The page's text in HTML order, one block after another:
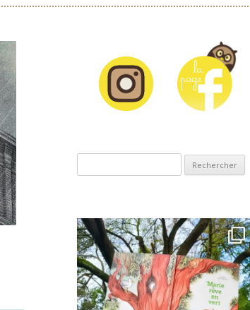
BIBLIOTHÈQUE (ALBUMS)
PRODUCTIONS PLASTIQUES
DÉCOUVRIR L’ÉCRIT
NOMBRES ET QUANTITÉS
STRUCTURATION DU TEMPS
AU FIL DES SAISONS